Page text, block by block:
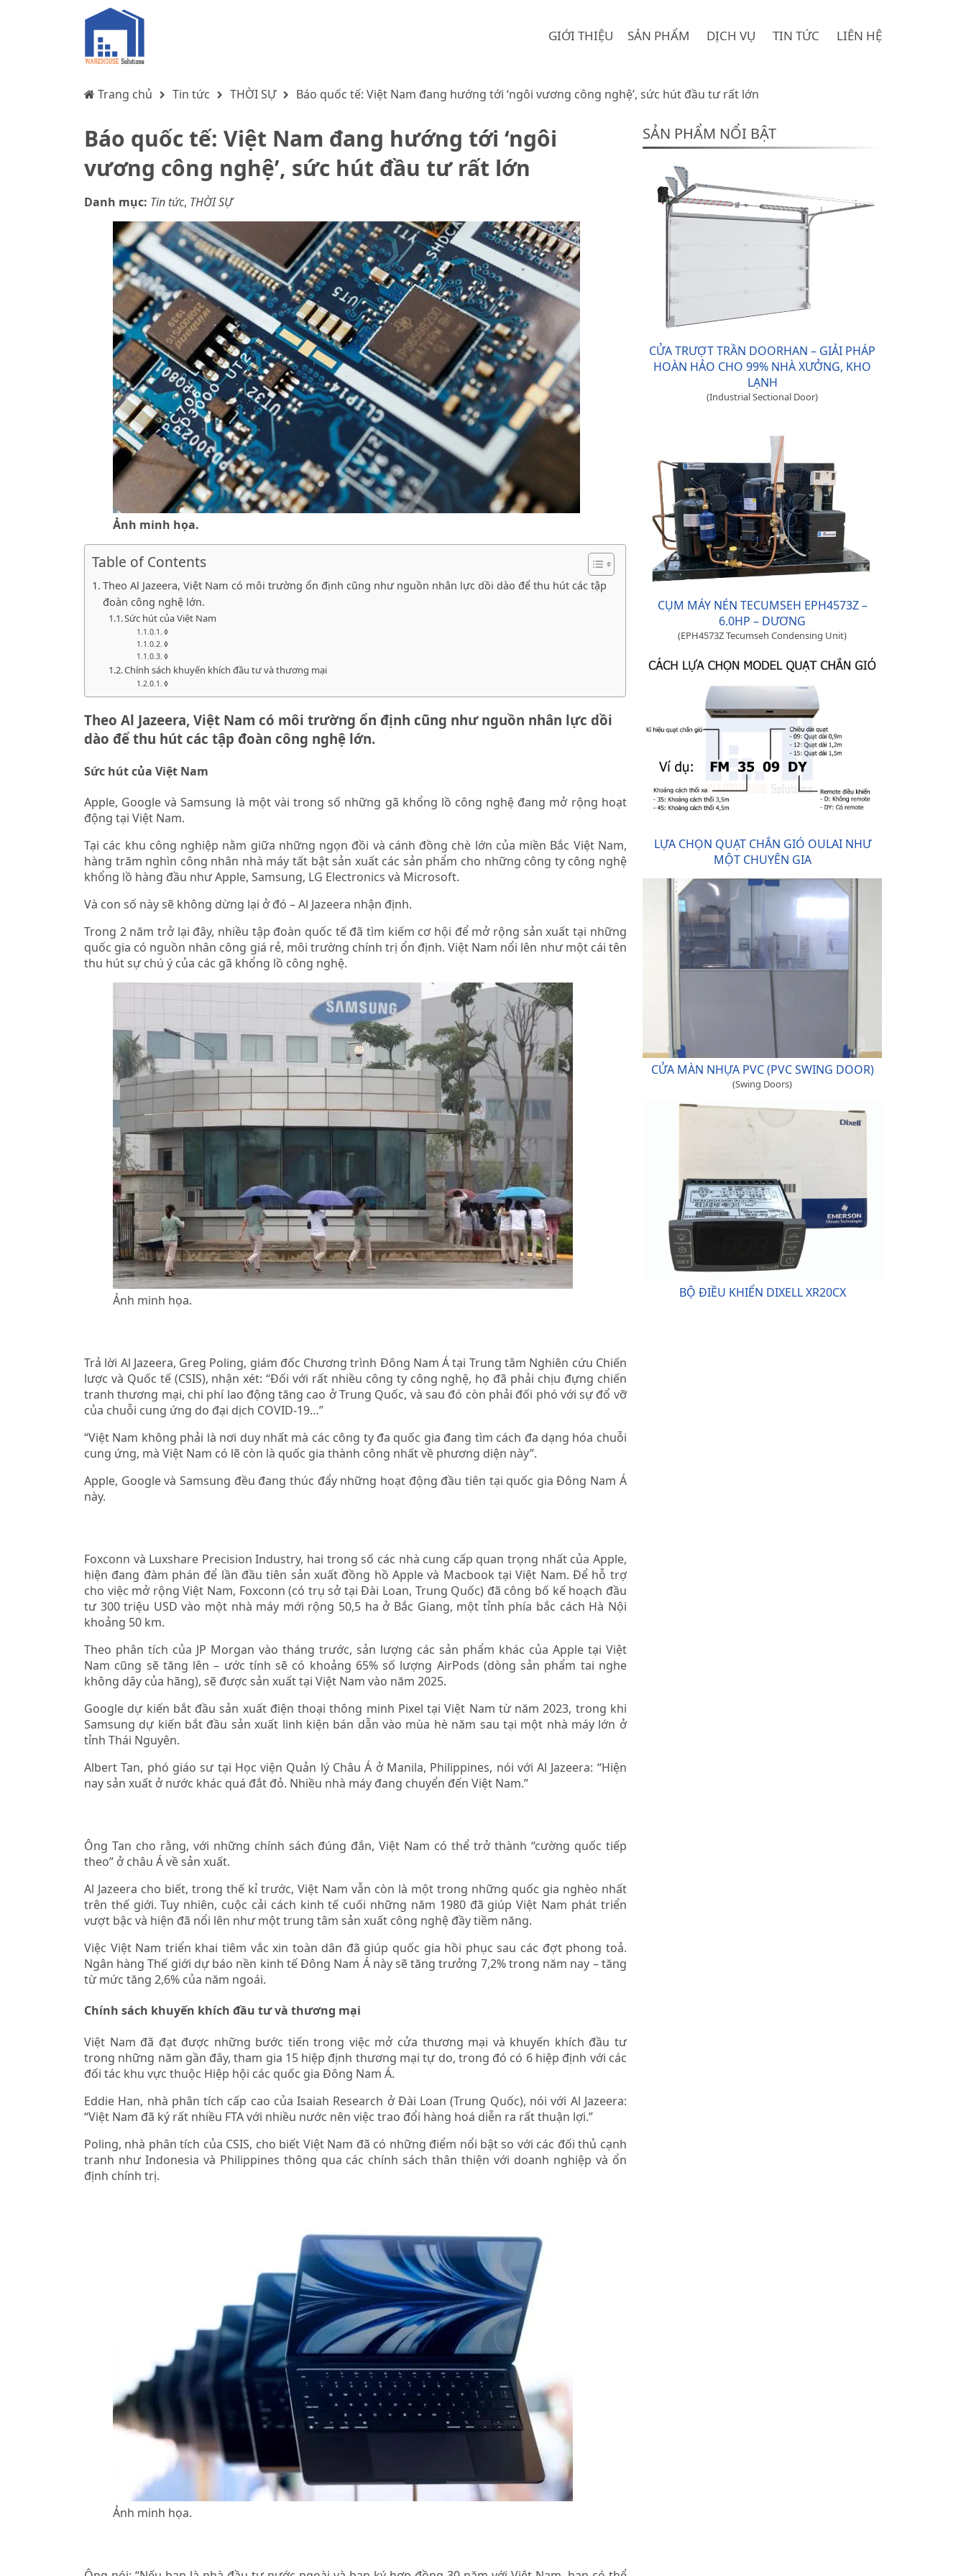
GIỚI THIỆU SẢN PHẨM DỊCH VỤ TIN TỨC LIÊN HỆ
Trang chủ Tin tức THỜI SỰ Báo quốc tế: Việt Nam đang hướng tới ‘ngôi vương công nghệ’, sức hút đầu tư rất lớn
Báo quốc tế: Việt Nam đang hướng tới ‘ngôi
vương công nghệ’, sức hút đầu tư rất lớn
Danh mục: Tin tức, THỜI SỰ
Ảnh minh họa.
Table of Contents
Theo Al Jazeera, Việt Nam có môi trường ổn định cũng như nguồn nhân lực dồi dào để thu hút các tập
đoàn công nghệ lớn.
Sức hút của Việt Nam
◊
◊
◊
Chính sách khuyến khích đầu tư và thương mại
◊
Theo Al Jazeera, Việt Nam có môi trường ổn định cũng như nguồn nhân lực dồi
dào để thu hút các tập đoàn công nghệ lớn.
Sức hút của Việt Nam
Apple, Google và Samsung là một vài trong số những gã khổng lồ công nghệ đang mở rộng hoạt
động tại Việt Nam.
Tại các khu công nghiệp nằm giữa những ngọn đồi và cánh đồng chè lớn của miền Bắc Việt Nam,
hàng trăm nghìn công nhân nhà máy tất bật sản xuất các sản phẩm cho những công ty công nghệ
khổng lồ hàng đầu như Apple, Samsung, LG Electronics và Microsoft.
Và con số này sẽ không dừng lại ở đó – Al Jazeera nhận định.
Trong 2 năm trở lại đây, nhiều tập đoàn quốc tế đã tìm kiếm cơ hội để mở rộng sản xuất tại những
quốc gia có nguồn nhân công giá rẻ, môi trường chính trị ổn định. Việt Nam nổi lên như một cái tên
thu hút sự chú ý của các gã khổng lồ công nghệ.
Ảnh minh họa.
Trả lời Al Jazeera, Greg Poling, giám đốc Chương trình Đông Nam Á tại Trung tâm Nghiên cứu Chiến
lược và Quốc tế (CSIS), nhận xét: “Đối với rất nhiều công ty công nghệ, họ đã phải chịu đựng chiến
tranh thương mại, chi phí lao động tăng cao ở Trung Quốc, và sau đó còn phải đối phó với sự đổ vỡ
của chuỗi cung ứng do đại dịch COVID-19…”
“Việt Nam không phải là nơi duy nhất mà các công ty đa quốc gia đang tìm cách đa dạng hóa chuỗi
cung ứng, mà Việt Nam có lẽ còn là quốc gia thành công nhất về phương diện này”.
Apple, Google và Samsung đều đang thúc đẩy những hoạt động đầu tiên tại quốc gia Đông Nam Á
này.
Foxconn và Luxshare Precision Industry, hai trong số các nhà cung cấp quan trọng nhất của Apple,
hiện đang đàm phán để lần đầu tiên sản xuất đồng hồ Apple và Macbook tại Việt Nam. Để hỗ trợ
cho việc mở rộng Việt Nam, Foxconn (có trụ sở tại Đài Loan, Trung Quốc) đã công bố kế hoạch đầu
tư 300 triệu USD vào một nhà máy mới rộng 50,5 ha ở Bắc Giang, một tỉnh phía bắc cách Hà Nội
khoảng 50 km.
Theo phân tích của JP Morgan vào tháng trước, sản lượng các sản phẩm khác của Apple tại Việt
Nam cũng sẽ tăng lên – ước tính sẽ có khoảng 65% số lượng AirPods (dòng sản phẩm tai nghe
không dây của hãng), sẽ được sản xuất tại Việt Nam vào năm 2025.
Google dự kiến bắt đầu sản xuất điện thoại thông minh Pixel tại Việt Nam từ năm 2023, trong khi
Samsung dự kiến bắt đầu sản xuất linh kiện bán dẫn vào mùa hè năm sau tại một nhà máy lớn ở
tỉnh Thái Nguyên.
Albert Tan, phó giáo sư tại Học viện Quản lý Châu Á ở Manila, Philippines, nói với Al Jazeera: “Hiện
nay sản xuất ở nước khác quá đắt đỏ. Nhiều nhà máy đang chuyển đến Việt Nam.”
Ông Tan cho rằng, với những chính sách đúng đắn, Việt Nam có thể trở thành “cường quốc tiếp
theo” ở châu Á về sản xuất.
Al Jazeera cho biết, trong thế kỉ trước, Việt Nam vẫn còn là một trong những quốc gia nghèo nhất
trên thế giới. Tuy nhiên, cuộc cải cách kinh tế cuối những năm 1980 đã giúp Việt Nam phát triển
vượt bậc và hiện đã nổi lên như một trung tâm sản xuất công nghệ đầy tiềm năng.
Việc Việt Nam triển khai tiêm vắc xin toàn dân đã giúp quốc gia hồi phục sau các đợt phong toả.
Ngân hàng Thế giới dự báo nền kinh tế Đông Nam Á này sẽ tăng trưởng 7,2% trong năm nay – tăng
từ mức tăng 2,6% của năm ngoái.
Chính sách khuyến khích đầu tư và thương mại
Việt Nam đã đạt được những bước tiến trong việc mở cửa thương mại và khuyến khích đầu tư
trong những năm gần đây, tham gia 15 hiệp định thương mại tự do, trong đó có 6 hiệp định với các
đối tác khu vực thuộc Hiệp hội các quốc gia Đông Nam Á.
Eddie Han, nhà phân tích cấp cao của Isaiah Research ở Đài Loan (Trung Quốc), nói với Al Jazeera:
“Việt Nam đã ký rất nhiều FTA với nhiều nước nên việc trao đổi hàng hoá diễn ra rất thuận lợi.”
Poling, nhà phân tích của CSIS, cho biết Việt Nam đã có những điểm nổi bật so với các đối thủ cạnh
tranh như Indonesia và Philippines thông qua các chính sách thân thiện với doanh nghiệp và ổn
định chính trị.
Ảnh minh họa.
SẢN PHẨM NỔI BẬT
CỬA TRƯỢT TRẦN DOORHAN – GIẢI PHÁP
HOÀN HẢO CHO 99% NHÀ XƯỞNG, KHO
LẠNH
(Industrial Sectional Door)
CỤM MÁY NÉN TECUMSEH EPH4573Z –
6.0HP – DƯƠNG
(EPH4573Z Tecumseh Condensing Unit)
LỰA CHỌN QUẠT CHẮN GIÓ OULAI NHƯ
MỘT CHUYÊN GIA
CỬA MÀN NHỰA PVC (PVC SWING DOOR)
(Swing Doors)
BỘ ĐIỀU KHIỂN DIXELL XR20CX